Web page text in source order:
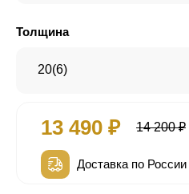
Толщина
20(6)
13 490 ₽ 14 200 ₽
Доставка по России